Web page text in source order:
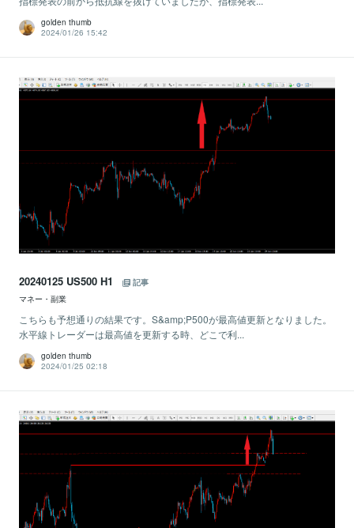
golden thumb
2024/01/26 15:42
20240125 US500 H1
記事
マネー・副業
こちらも予想通りの結果です。S&amp;P500が最高値更新となりました。
水平線トレーダーは最高値を更新する時、どこで利...
golden thumb
2024/01/25 02:18